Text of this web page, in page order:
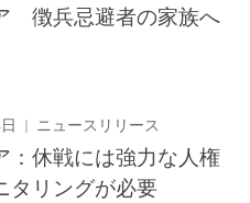
徴兵忌避者の家族へ
ニュースリリース
：休戦には強力な人権
タリングが必要